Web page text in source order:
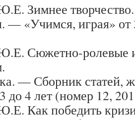
Зимнее
— «Учимся, играя» от
Сюжетно-ролевые
— Сборник статей,
до 4 лет (номер 12,
Как победить